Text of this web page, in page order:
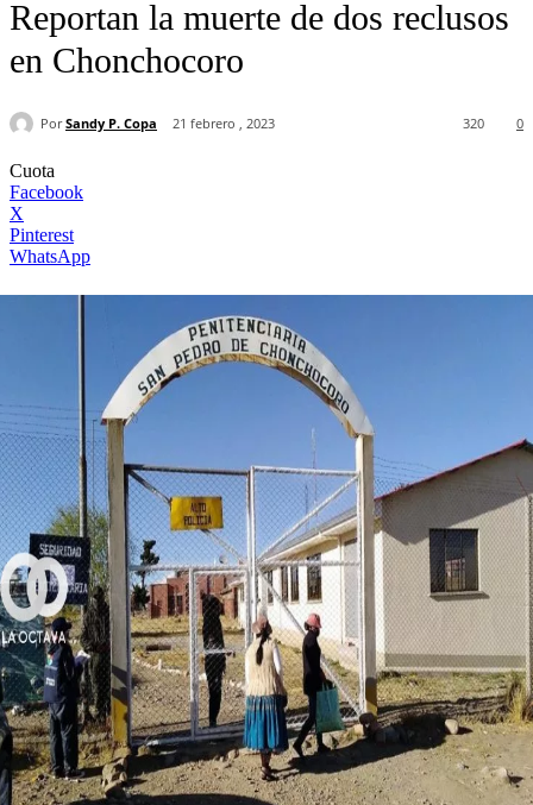
Reportan la muerte de dos reclusos
en Chonchocoro
Por Sandy P. Copa 21 febrero , 2023 0
320
Cuota
Facebook
X
Pinterest
WhatsApp